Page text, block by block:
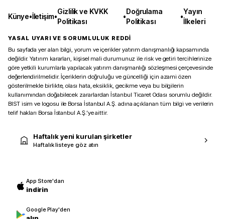
Künye•İletişim•
Gizlilik ve KVKK
Politikası
•
Doğrulama
Politikası
•
Yayın
İlkeleri
YASAL UYARI VE SORUMLULUK REDDİ
Bu sayfada yer alan bilgi, yorum ve içerikler yatırım danışmanlığı kapsamında
değildir. Yatırım kararları, kişisel mali durumunuz ile risk ve getiri tercihlerinize
göre yetkili kurumlarla yapılacak yatırım danışmanlığı sözleşmesi çerçevesinde
değerlendirilmelidir. İçeriklerin doğruluğu ve güncelliği için azami özen
gösterilmekle birlikte, olası hata, eksiklik, gecikme veya bu bilgilerin
kullanımından doğabilecek zararlardan İstanbul Ticaret Odası sorumlu değildir.
BIST isim ve logosu ile Borsa İstanbul A.Ş. adına açıklanan tüm bilgi ve verilerin
telif hakları Borsa İstanbul A.Ş.’ye aittir.
Haftalık yeni kurulan şirketler
Haftalık listeye göz atın
App Store'dan
indirin
Google Play'den